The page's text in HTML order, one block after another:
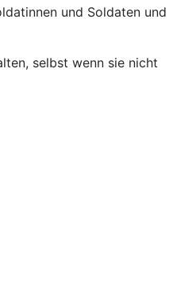
und Soldaten und
selbst wenn sie nicht